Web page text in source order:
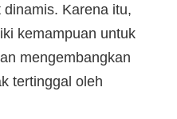
dinamis. Karena itu,
kemampuan untuk
mengembangkan
tertinggal oleh